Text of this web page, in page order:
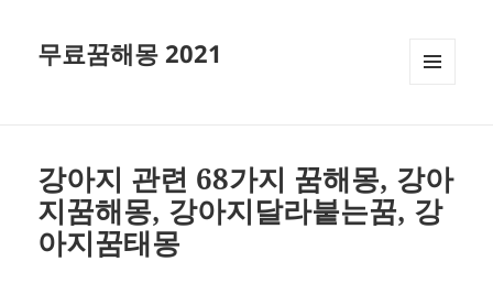
무료꿈해몽 2021
강아지 관련 68가지 꿈해몽, 강아
지꿈해몽, 강아지달라붙는꿈, 강
아지꿈태몽